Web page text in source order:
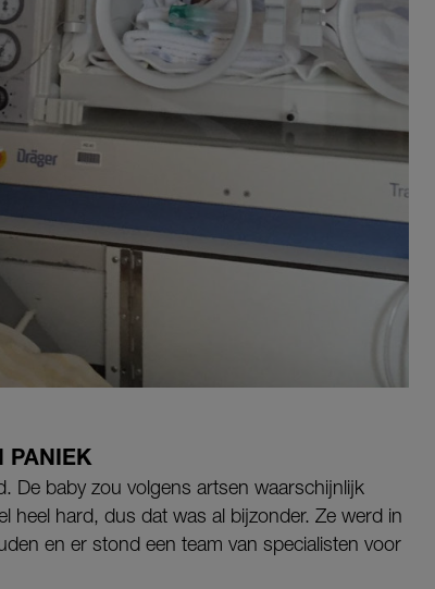
PANIEK
De baby zou volgens artsen waarschijnlijk
heel hard, dus dat was al bijzonder. Ze werd in
en er stond een team van specialisten voor